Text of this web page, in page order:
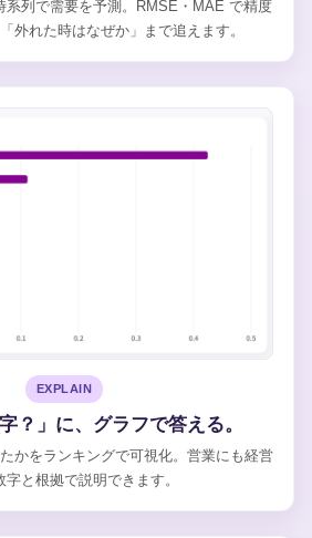
系列で需要を予測。RMSE・MAE で精度
外れた時はなぜか」まで追えます。
EXPLAIN
？」に、グラフで答える。
かをランキングで可視化。営業にも経営
字と根拠で説明できます。